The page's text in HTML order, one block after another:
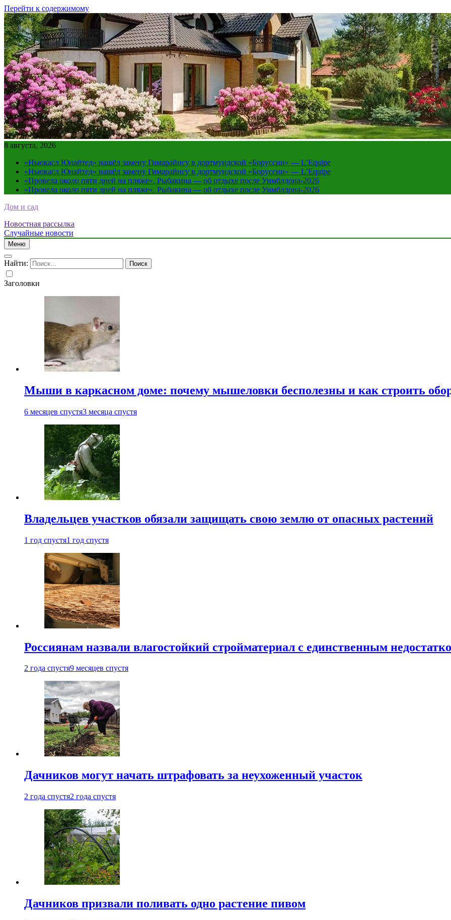
Перейти к содержимому
8 августа, 2026
«Ньюкасл Юнайтед» нашёл замену Гимарайнсу в дортмундской «Боруссии» — L’Equipe
«Ньюкасл Юнайтед» нашёл замену Гимарайнсу в дортмундской «Боруссии» — L’Equipe
«Провела около пяти дней на пляже». Рыбакина — об отдыхе после Уимблдона-2026
«Провела около пяти дней на пляже». Рыбакина — об отдыхе после Уимблдона-2026
Дом и сад
Новостная рассылка
Случайные новости
Меню
Найти:
Заголовки
Мыши в каркасном доме: почему мышеловки бесполезны и как строить
6 месяцев спустя3 месяца спустя
Владельцев участков обязали защищать свою землю от опасных растений
1 год спустя1 год спустя
Россиянам назвали влагостойкий стройматериал с единственным
2 года спустя9 месяцев спустя
Дачников могут начать штрафовать за неухоженный участок
2 года спустя2 года спустя
Дачников призвали поливать одно растение пивом